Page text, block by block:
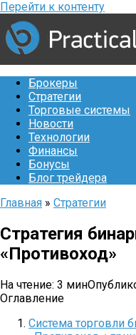
Перейти к контенту
Брокеры
Стратегии
Торговые системы
Новости
Технологии
Финансы
Бонусы
Блог трейдера
Главная » Стратегии
Стратегия
«Противоход»
На чтение: 3 мин
Оглавление
Система торговли